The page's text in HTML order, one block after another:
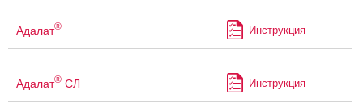
Адалат® Инструкция
Адалат® СЛ Инструкция